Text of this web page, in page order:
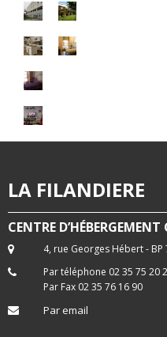
LA FILANDIERE
CENTRE
4, rue Georges Hébert - BP
Par téléphone 02 35 75 20
Par Fax 02 35 76 16 90
Par email